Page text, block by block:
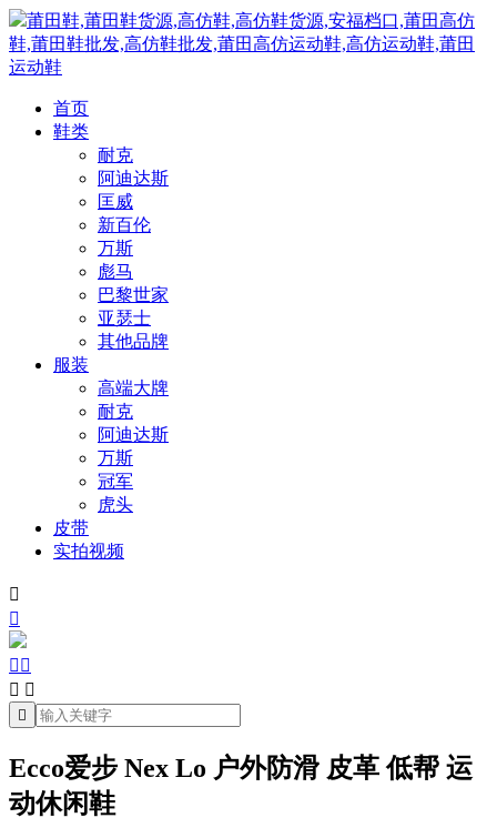
莆田鞋,莆田鞋货源,高仿鞋,高仿鞋货源,安福档口,莆田高仿
鞋,莆田鞋批发,高仿鞋批发,莆田高仿运动鞋,高仿运动鞋,莆田
运动鞋
首页
鞋类
耐克
阿迪达斯
匡威
新百伦
万斯
彪马
巴黎世家
亚瑟士
其他品牌
服装
高端大牌
耐克
阿迪达斯
万斯
冠军
虎头
皮带
实拍视频


 
 

Ecco爱步 Nex Lo 户外防滑 皮革 低帮 运
动休闲鞋